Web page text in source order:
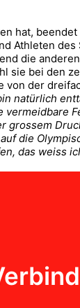
hat,
die
sie bei den
der
natürlich
die
das weiss